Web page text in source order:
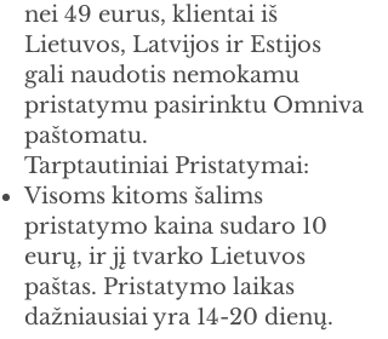
nei 49 eurus, klientai iš
Lietuvos, Latvijos ir Estijos
gali naudotis nemokamu
pristatymu pasirinktu Omniva
paštomatu.
Tarptautiniai Pristatymai:
Visoms kitoms šalims
pristatymo kaina sudaro 10
eurų, ir jį tvarko Lietuvos
paštas. Pristatymo laikas
dažniausiai yra 14-20 dienų.